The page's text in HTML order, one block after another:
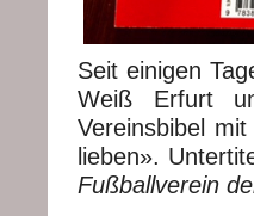
Seit einigen
Weiß Erfurt
Vereinsbibel
lieben».
Fußballverein